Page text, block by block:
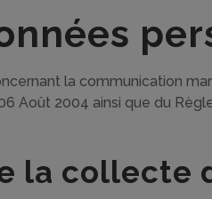
la communication
Août 2004 ainsi que du
la collecte